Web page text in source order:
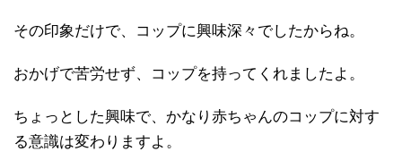
その印象だけで、コップに興味深々でしたからね。
おかげで苦労せず、コップを持ってくれましたよ。
ちょっとした興味で、かなり赤ちゃんのコップに対す
る意識は変わりますよ。